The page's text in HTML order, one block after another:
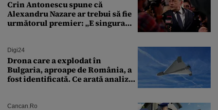
da mâna cu Ministrul Economiei
Crin Antonescu spune că
Alexandru Nazare ar trebui să fie
următorul premier: „E singura
Digi24
Drona care a explodat în
Bulgaria, aproape de România, a
fost identificată. Ce arată analiza
Cancan.ro